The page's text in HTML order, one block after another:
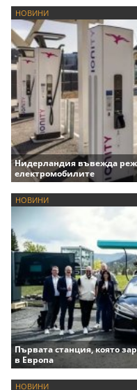
НОВИНИ
Нидерландия въвежда
електромобилите
НОВИНИ
Първата станция, която
в Европа
НОВИНИ